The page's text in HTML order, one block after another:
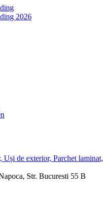
2026
Str. Bucuresti 55 B